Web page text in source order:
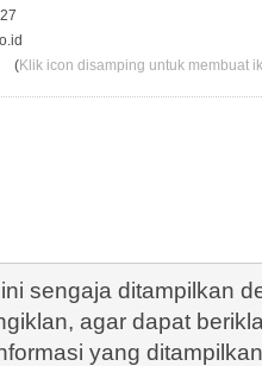
(Klik icon disamping untuk membuat
sengaja ditampilkan
agar dapat
yang